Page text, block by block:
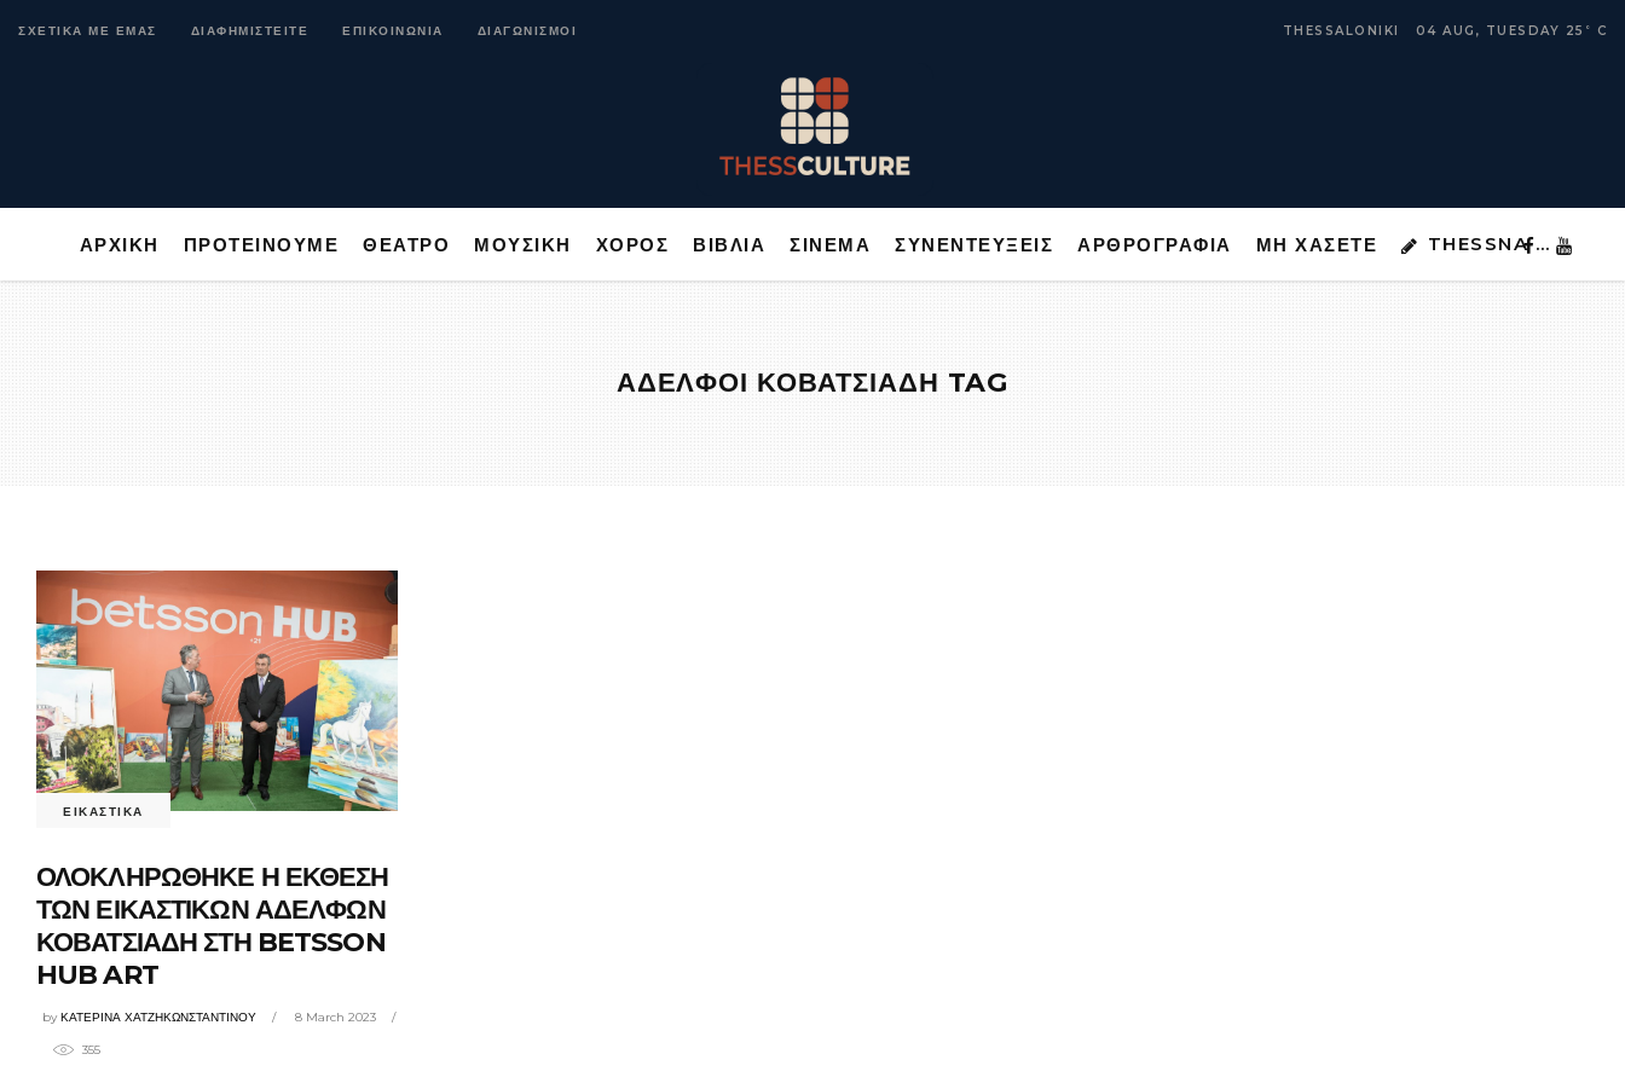
ΣΧΕΤΙΚΑ ΜΕ ΕΜΑΣ ΔΙΑΦΗΜΙΣΤΕΙΤΕ ΕΠΙΚΟΙΝΩΝΙΑ ΔΙΑΓΩΝΙΣΜΟΙ THESSALONIKI 04 AUG, TUESDAY 25 ° C
ΑΡΧΙΚΗ ΠΡΟΤΕΙΝΟΥΜΕ ΘΕΑΤΡΟ ΜΟΥΣΙΚΗ ΧΟΡΟΣ ΒΙΒΛΙΑ ΣΙΝΕΜΑ ΣΥΝΕΝΤΕΥΞΕΙΣ ΑΡΘΡΟΓΡΑΦΙΑ ΜΗ ΧΑΣΕΤΕ THESSNA …
ΑΡΧΙΚΗ ΠΡΟΤΕΙΝΟΥΜΕ ΘΕΑΤΡΟ ΜΟΥΣΙΚΗ ΜΗ ΧΑΣΕΤΕ THESSNA …
ΑΔΕΛΦΟΙ ΚΟΒΑΤΣΙΑΔΗ TAG
ΕΙΚΑΣΤΙΚΑ
ΟΛΟΚΛΗΡΩΘΗΚΕ Η ΕΚΘΕΣΗ
ΤΩΝ ΕΙΚΑΣΤΙΚΩΝ ΑΔΕΛΦΩΝ
ΚΟΒΑΤΣΙΑΔΗ ΣΤΗ BETSSON
HUB ART
byΚΑΤΕΡΙΝΑ ΧΑΤΖΗΚΩΝΣΤΑΝΤΙΝΟΥ 8 March 2023
355